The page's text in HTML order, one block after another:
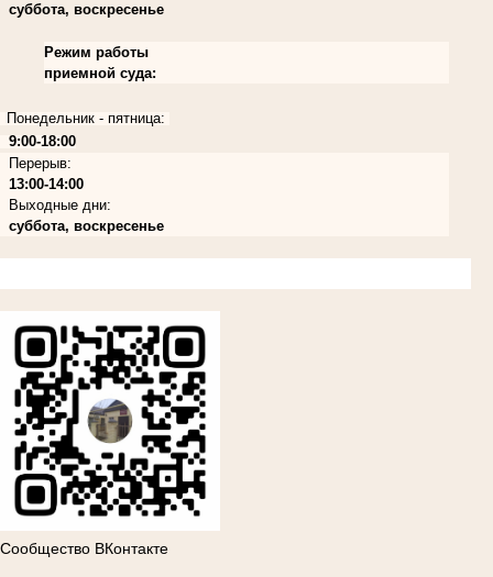
суббота, воскресенье
Режим работы
приемной суда:
Понедельник - пятница:
9:00-18:00
Перерыв:
13:00-14:00
Выходные дни:
суббота, воскресенье
Сообщество ВКонтакте